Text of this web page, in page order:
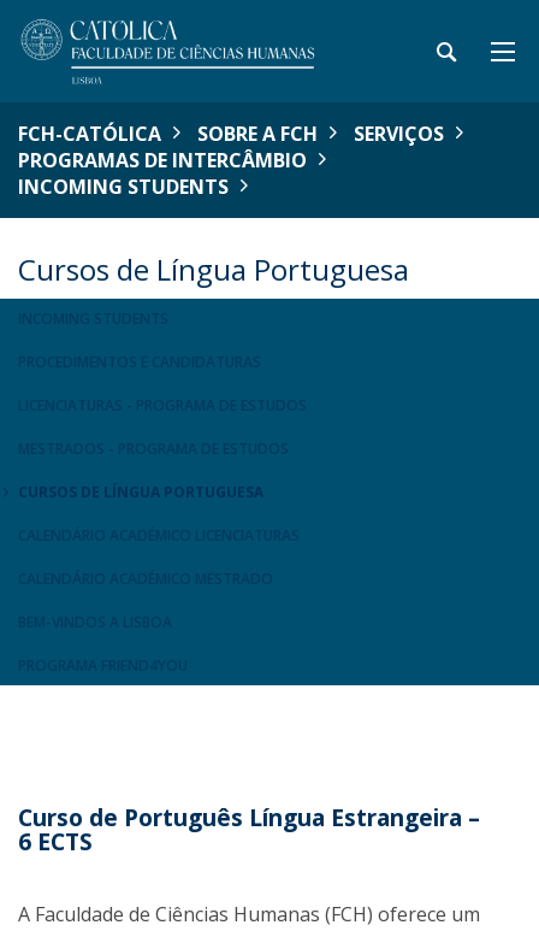
FCH-CATÓLICA SOBRE A FCH
SERVIÇOS
PROGRAMAS DE INTERCÂMBIO
INCOMING STUDENTS
Cursos de Língua Portuguesa
CURSOS DE LÍNGUA PORTUGUESA
Curso de Português Língua Estrangeira –
6 ECTS
A Faculdade de Ciências Humanas (FCH) oferece um